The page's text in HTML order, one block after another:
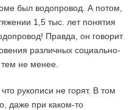
был водопровод. А потом,
1,5 тыс. лет понятия
Правда, он говорит
различных социально-
не менее.
рукописи не горят. В том
даже при каком-то